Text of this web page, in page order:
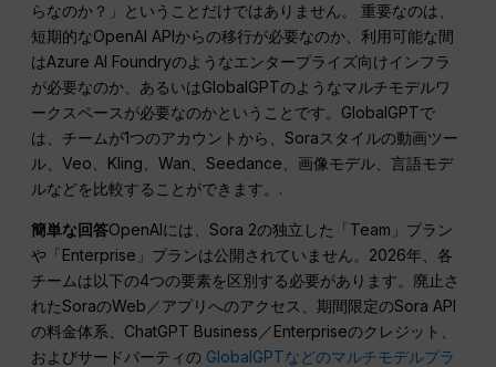
らなのか？」ということだけではありません。 重要なのは、
短期的なOpenAI APIからの移行が必要なのか、利用可能な間
はAzure AI Foundryのようなエンタープライズ向けインフラ
が必要なのか、あるいはGlobalGPTのようなマルチモデルワ
ークスペースが必要なのかということです。GlobalGPTで
は、チームが1つのアカウントから、Soraスタイルの動画ツー
ル、Veo、Kling、Wan、Seedance、画像モデル、言語モデ
ルなどを比較することができます。.
簡単な回答OpenAIには、Sora 2の独立した「Team」プラン
や「Enterprise」プランは公開されていません。2026年、各
チームは以下の4つの要素を区別する必要があります。廃止さ
れたSoraのWeb／アプリへのアクセス、期間限定のSora API
の料金体系、ChatGPT Business／Enterpriseのクレジット、
およびサードパーティの GlobalGPTなどのマルチモデルプラ